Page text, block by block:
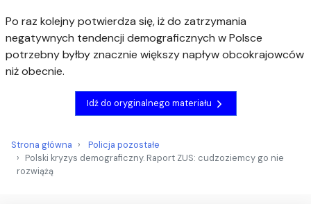
Po raz kolejny potwierdza się, iż do zatrzymania
negatywnych tendencji demograficznych w Polsce
potrzebny byłby znacznie większy napływ obcokrajowców
niż obecnie.
Idź do oryginalnego materiału
Strona główna
Policja pozostałe
Polski kryzys demograficzny. Raport ZUS: cudzoziemcy go nie
rozwiążą